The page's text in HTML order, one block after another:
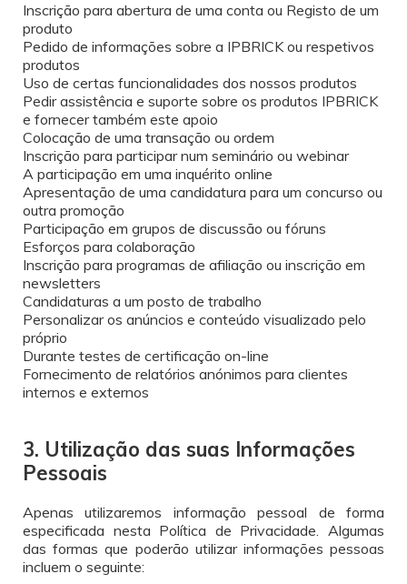
Inscrição para abertura de uma conta ou Registo de um
produto
Pedido de informações sobre a IPBRICK ou respetivos
produtos
Uso de certas funcionalidades dos nossos produtos
Pedir assistência e suporte sobre os produtos IPBRICK
e fornecer também este apoio
Colocação de uma transação ou ordem
Inscrição para participar num seminário ou webinar
A participação em uma inquérito online
Apresentação de uma candidatura para um concurso ou
outra promoção
Participação em grupos de discussão ou fóruns
Esforços para colaboração
Inscrição para programas de afiliação ou inscrição em
newsletters
Candidaturas a um posto de trabalho
Personalizar os anúncios e conteúdo visualizado pelo
próprio
Durante testes de certificação on-line
Fornecimento de relatórios anónimos para clientes
internos e externos
3. Utilização das suas Informações
Pessoais
Apenas utilizaremos informação pessoal de forma
especificada nesta Política de Privacidade. Algumas
das formas que poderão utilizar informações pessoas
incluem o seguinte: